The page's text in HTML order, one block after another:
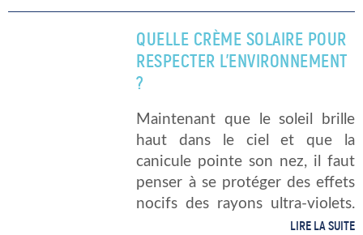
pollution aux microfibres de […]
QUELLE CRÈME SOLAIRE POUR
RESPECTER L’ENVIRONNEMENT
?
Maintenant que le soleil brille
haut dans le ciel et que la
canicule pointe son nez, il faut
penser à se protéger des effets
nocifs des rayons ultra-violets.
S’il est impératif de s’enduire la
LIRE LA SUITE